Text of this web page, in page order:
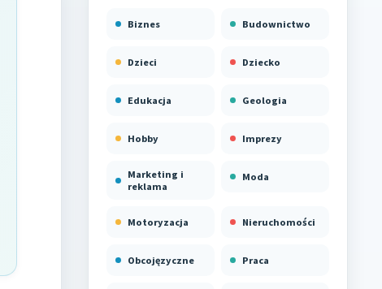
Biznes Budownictwo
Dzieci Dziecko
Edukacja Geologia
Hobby Imprezy
Marketing i
reklama
Moda
Motoryzacja Nieruchomości
Obcojęzyczne Praca